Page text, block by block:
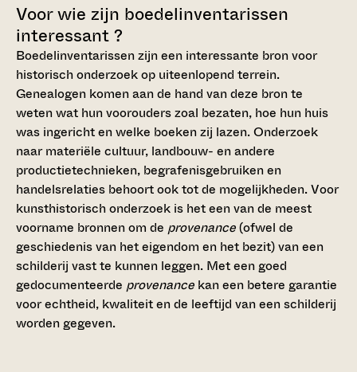
Voor wie zijn boedelinventarissen
interessant ?
Boedelinventarissen zijn een interessante bron voor
historisch onderzoek op uiteenlopend terrein.
Genealogen komen aan de hand van deze bron te
weten wat hun voorouders zoal bezaten, hoe hun huis
was ingericht en welke boeken zij lazen. Onderzoek
naar materiële cultuur, landbouw- en andere
productietechnieken, begrafenisgebruiken en
handelsrelaties behoort ook tot de mogelijkheden. Voor
kunsthistorisch onderzoek is het een van de meest
voorname bronnen om de provenance(ofwel de
geschiedenis van het eigendom en het bezit) van een
schilderij vast te kunnen leggen. Met een goed
gedocumenteerde provenance kan een betere garantie
voor echtheid, kwaliteit en de leeftijd van een schilderij
worden gegeven.